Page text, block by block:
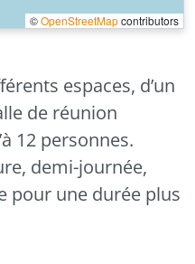
©OpenStreetMapcontributors
espaces, d’un
de réunion
12 personnes.
demi-journée,
pour une durée plus